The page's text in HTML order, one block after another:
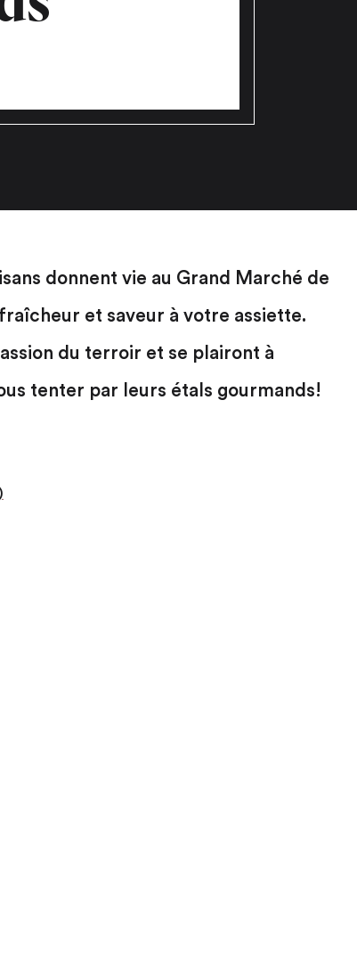
donnent vie au Grand Marché de
et saveur à votre assiette.
du terroir et se plairont à
tenter par leurs étals gourmands!